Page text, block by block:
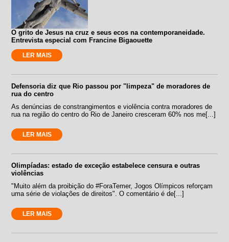
O grito de Jesus na cruz e seus ecos na contemporaneidade.
Entrevista especial com Francine Bigaouette
LER MAIS
Defensoria diz que Rio passou por "limpeza" de moradores de
rua do centro
As denúncias de constrangimentos e violência contra moradores de
rua na região do centro do Rio de Janeiro cresceram 60% nos me[...]
LER MAIS
Olimpíadas: estado de exceção estabelece censura e outras
violências
"Muito além da proibição do #ForaTemer, Jogos Olímpicos reforçam
uma série de violações de direitos". O comentário é de[...]
LER MAIS